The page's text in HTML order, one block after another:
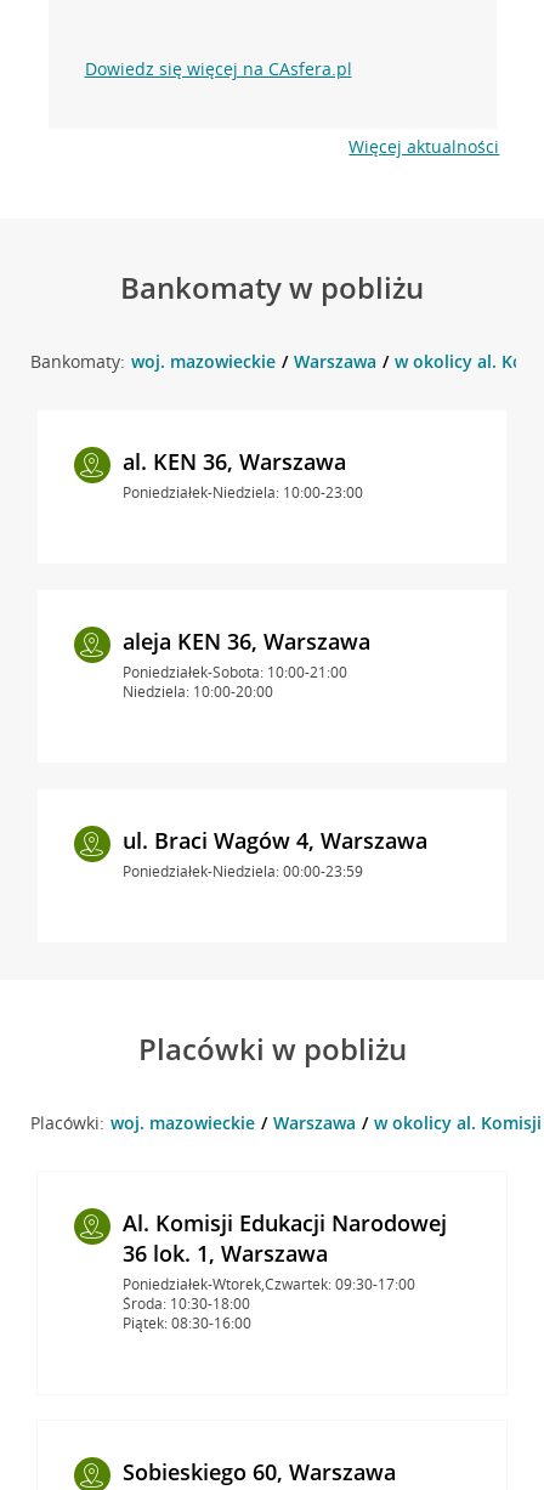
Dowiedz się więcej na CAsfera.pl
Więcej aktualności
Bankomaty w pobliżu
Bankomaty: woj. mazowieckie Warszawa w okolicy al.
al. KEN 36, Warszawa
Poniedziałek-Niedziela: 10:00-23:00
aleja KEN 36, Warszawa
Poniedziałek-Sobota: 10:00-21:00
Niedziela: 10:00-20:00
ul. Braci Wagów 4, Warszawa
Poniedziałek-Niedziela: 00:00-23:59
Placówki w pobliżu
Placówki: woj. mazowieckie Warszawa w okolicy al.
Al. Komisji Edukacji Narodowej
36 lok. 1, Warszawa
Poniedziałek-Wtorek,Czwartek: 09:30-17:00
Środa: 10:30-18:00
Piątek: 08:30-16:00
Sobieskiego 60, Warszawa